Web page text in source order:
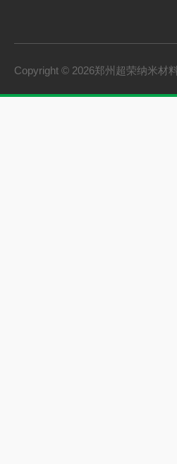
Copyright © 2026郑州超荣纳米